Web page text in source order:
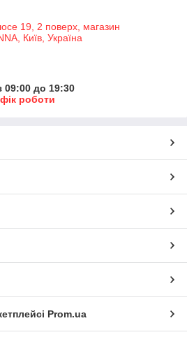
19, 2 поверх, магазин
Київ, Україна
09:00 до 19:30
роботи
Prom.ua